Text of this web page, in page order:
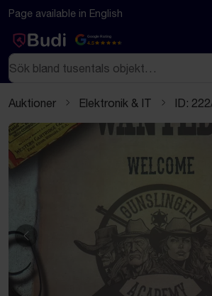
Hoppa till innehåll
Textbaserad (markdown) version av denna
Page available in English
Google Rating
4.5
Sök
Auktioner Elektronik & IT ID:
Föregående